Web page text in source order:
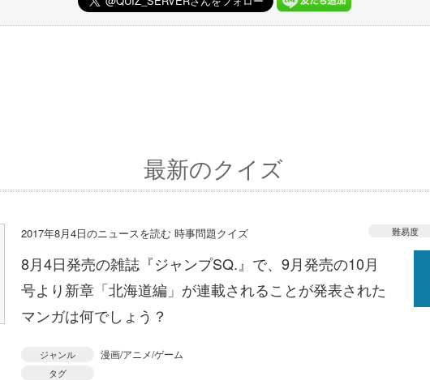
最新のクイズ
2017年8月4日のニュースを読む 時事問題クイズ 難易度
8月4日発売の雑誌『ジャンプSQ.』で、9月発売の10月
号より新章「北海道編」が連載されることが発表された
マンガは何でしょう？
ジャンル 漫画/アニメ/ゲーム
タグ